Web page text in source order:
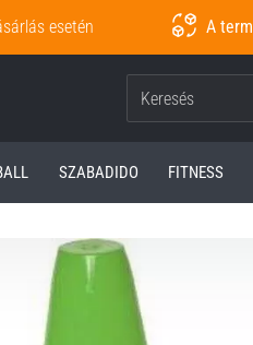
esetén A
SZABADIDO FITNESS